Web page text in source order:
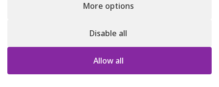
HELLAS | Pireos 39-43, Moschato 18346, GEMI NUMBER: 121861601000
More options
Disable all
Allow all